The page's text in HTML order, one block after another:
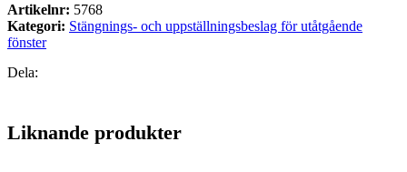
Artikelnr: 5768
Kategori: Stängnings- och uppställningsbeslag för utåtgående
fönster
Dela:
Liknande produkter